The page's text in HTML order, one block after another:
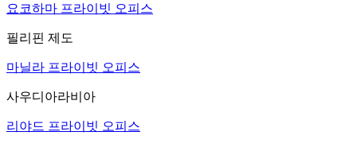
요코하마 프라이빗 오피스
필리핀 제도
마닐라 프라이빗 오피스
사우디아라비아
리야드 프라이빗 오피스